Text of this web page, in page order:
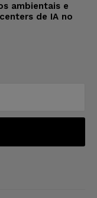
ambientais e
de IA no